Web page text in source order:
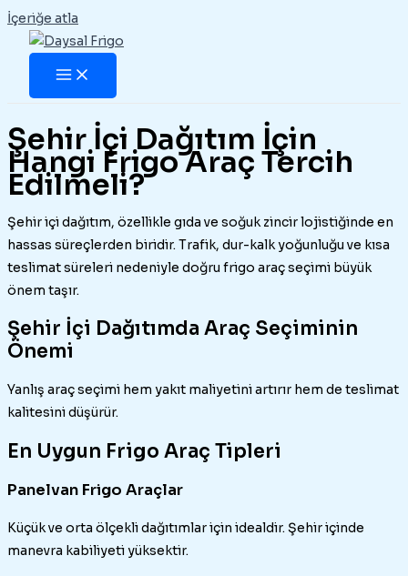
İçeriğe atla
Şehir İçi Dağıtım İçin
Hangi Frigo Araç Tercih
Edilmeli?
Şehir içi dağıtım, özellikle gıda ve soğuk zincir lojistiğinde en
hassas süreçlerden biridir. Trafik, dur-kalk yoğunluğu ve kısa
teslimat süreleri nedeniyle doğru frigo araç seçimi büyük
önem taşır.
Şehir İçi Dağıtımda Araç Seçiminin
Önemi
Yanlış araç seçimi hem yakıt maliyetini artırır hem de teslimat
kalitesini düşürür.
En Uygun Frigo Araç Tipleri
Panelvan Frigo Araçlar
Küçük ve orta ölçekli dağıtımlar için idealdir. Şehir içinde
manevra kabiliyeti yüksektir.